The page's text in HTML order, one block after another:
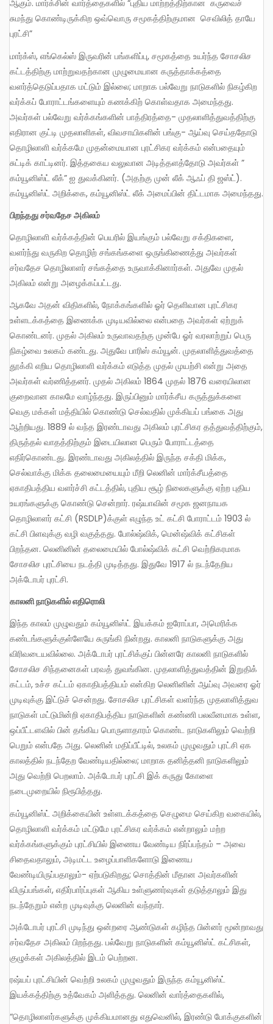
ஆகும். மார்க்சின் வார்த்தைகளில் “புதிய மாற்றத்திற்கான கருவைச்
சுமந்து கொண்டிருக்கிற ஒவ்வொரு சமூகத்திற்குமான செவிலித் தாயே
புரட்சி”
மார்க்ஸ், எங்கெல்ஸ் இருவரின் பங்களிப்பு, சமூகத்தை உயர்ந்த சோசலிச
கட்டத்திற்கு மாற்றுவதற்கான முழுமையான கருத்தாக்கத்தை
வளர்த்தெடுப்பதாக மட்டும் இல்லை; மாறாக பல்வேறு நாடுகளில் நிகழ்கிற
வர்க்கப் போராட்டங்களையும் கணக்கிற் கொள்வதாக அமைந்தது.
அவர்கள் பல்வேறு வர்க்கங்களின் பாத்திரத்தை- முதலாளித்துவத்திற்கு
எதிரான குட்டி முதலாளிகள், விவசாயிகளின் பங்கு- ஆய்வு செய்ததோடு
தொழிலாளி வர்க்கமே முதன்மையான புரட்சிகர வர்க்கம் என்பதையும்
சுட்டிக் காட்டினர். இத்தகைய வலுவான அடித்தளத்தோடு அவர்கள் ”
கம்யூனிஸ்ட் லீக்” ஐ துவக்கினர். (அதற்கு முன் லீக் ஆஃப் தி ஜஸ்ட்).
கம்யூனிஸ்ட் அறிக்கை, கம்யூனிஸ்ட் லீக் அமைப்பின் திட்டமாக அமைந்தது.
பிறந்தது சர்வதேச அகிலம்
தொழிலாளி வர்க்கத்தின் பெயரில் இயங்கும் பல்வேறு சக்திகளை,
வளர்ந்து வருகிற தொழிற் சங்கங்களை ஒருங்கிணைத்து அவர்கள்
சர்வதேச தொழிலாளர் சங்கத்தை உருவாக்கினார்கள். அதுவே முதல்
அகிலம் என்று அழைக்கப்பட்டது.
ஆகவே அதன் விதிகளில், நோக்கங்களில் ஓர் தெளிவான புரட்சிகர
உள்ளடக்கத்தை இணைக்க முடியவில்லை என்பதை அவர்கள் ஏற்றுக்
கொண்டனர். முதல் அகிலம் உருவாவதற்கு முன்பே ஓர் வரலாற்றுப் பெரு
நிகழ்வை உலகம் கண்டது. அதுவே பாரிஸ் கம்யூன். முதலாளித்துவத்தை
தூக்கி எறிய தொழிலாளி வர்க்கம் எடுத்த முதல் முயற்சி என்று அதை
அவர்கள் வர்ணித்தனர். முதல் அகிலம் 1864 முதல் 1876 வரையிலான
குறைவான காலமே வாழ்ந்தது. இருப்பினும் மார்க்சீய கருத்துக்களை
வெகு மக்கள் மத்தியில் கொண்டு செல்வதில் முக்கியப் பங்கை அது
ஆற்றியது. 1889 ல் வந்த இரண்டாவது அகிலம் புரட்சிகர தத்துவத்திற்கும்,
திருத்தல் வாதத்திற்கும் இடையிலான பெரும் போராட்டத்தை
எதிர்கொண்டது. இரண்டாவது அகிலத்தில் இருந்த சக்தி மிக்க,
செல்வாக்கு மிக்க தலைமையையும் மீறி லெனின் மார்க்சீயத்தை
ஏகாதிபத்திய வளர்ச்சி கட்டத்தில், புதிய சூழ் நிலைகளுக்கு ஏற்ற புதிய
உயரங்களுக்கு கொண்டு சென்றார். ரஷ்யாவின் சமூக ஜனநாயக
தொழிலாளர் கட்சி (RSDLP)க்குள் எழுந்த உட் கட்சி போராட்டம் 1903 ல்
கட்சி பிளவுக்கு வழி வகுத்தது. போல்ஷ்விக், மென்ஷ்விக் கட்சிகள்
பிறந்தன. லெனினின் தலைமையில் போல்ஷ்விக் கட்சி வெற்றிகரமாக
சோசலிச புரட்சியை நடத்தி முடித்தது. இதுவே 1917 ல் நடந்தேறிய
அக்டோபர் புரட்சி.
காலனி நாடுகளில் எதிரொலி
இந்த காலம் முழுவதும் கம்யூனிஸ்ட் இயக்கம் ஐரோப்பா, அமெரிக்க
கண்டங்களுக்குள்ளேயே சுருங்கி நின்றது. காலனி நாடுகளுக்கு அது
விரிவடையவில்லை. அக்டோபர் புரட்சிக்குப் பின்னரே காலனி நாடுகளில்
சோசலிச சிந்தனைகள் பரவத் துவங்கின. முதலாளித்துவத்தின் இறுதிக்
கட்டம், உச்ச கட்டம் ஏகாதிபத்தியம் என்கிற லெனினின் ஆய்வு அவரை ஓர்
முடிவுக்கு இட்டுச் சென்றது. சோசலிச புரட்சிகள் வளர்ந்த முதலாளித்துவ
நாடுகள் மட்டுமின்றி ஏகாதிபத்திய நாடுகளின் கண்ணி பலவீனமாக உள்ள,
ஒப்பீட்டளவில் பின் தங்கிய பொருளாதாரம் கொண்ட நாடுகளிலும் வெற்றி
பெறும் என்பதே அது. லெனின் மதிப்பீட்டில், உலகம் முழுவதும் புரட்சி ஏக
காலத்தில் நடந்தேற வேண்டியதில்லை; மாறாக தனித்தனி நாடுகளிலும்
அது வெற்றி பெறலாம். அக்டோபர் புரட்சி இக் கருது கோளை
நடைமுறையில் நிரூபித்தது.
கம்யூனிஸ்ட் அறிக்கையின் உள்ளடக்கத்தை செழுமை செய்கிற வகையில்,
தொழிலாளி வர்க்கம் மட்டுமே புரட்சிகர வர்க்கம் என்றாலும் மற்ற
வர்க்கங்களுக்கும் புரட்சியில் இணைய வேண்டிய நிர்ப்பந்தம் – அவை
சிதைவதாலும், அடிமட்ட உழைப்பாளிகளோடு இணைய
வேண்டியிருப்பதாலும்- ஏற்படுகிறது; சொத்தின் மீதான அவர்களின்
விருப்பங்கள், எதிர்பார்ப்புகள் ஆகிய உள்ளுணர்வுகள் தடுத்தாலும் இது
நடந்தேறும் என்ற முடிவுக்கு லெனின் வந்தார்.
அக்டோபர் புரட்சி முடிந்து ஒன்றரை ஆண்டுகள் கழிந்த பின்னர் மூன்றாவது
சர்வதேச அகிலம் பிறந்தது. பல்வேறு நாடுகளின் கம்யூனிஸ்ட் கட்சிகள்,
குழுக்கள் அகிலத்தில் இடம் பெற்றன.
ரஷ்யப் புரட்சியின் வெற்றி உலகம் முழுவதும் இருந்த கம்யூனிஸ்ட்
இயக்கத்திற்கு உத்வேகம் அளித்தது. லெனின் வார்த்தைகளில்,
“தொழிலாளர்களுக்கு முக்கியமானது எதுவெனில், இரண்டு போக்குகளின்